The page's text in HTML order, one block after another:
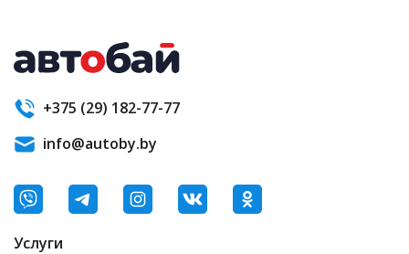
+375 (29) 182-77-77
info@autoby.by
Услуги